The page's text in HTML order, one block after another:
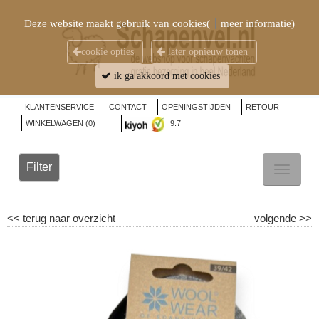
KLANTENSERVICE CONTACT OPENINGSTIJDEN
RETOUR
WINKELWAGEN (0) 9.7
Filter
<< terug naar overzicht volgende >>
Deze website maakt gebruik van cookies( meer informatie)
cookie opties later opnieuw tonen
ik ga akkoord met cookies